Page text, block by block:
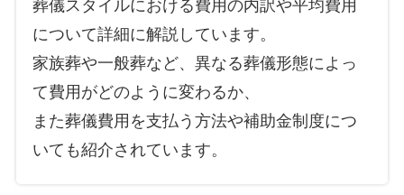
について詳細に解説しています。
家族葬や一般葬など、異なる葬儀形態によっ
て費用がどのように変わるか、
また葬儀費用を支払う方法や補助金制度につ
いても紹介されています。